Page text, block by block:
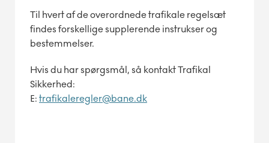
Til hvert af de overordnede trafikale regelsæt
findes forskellige supplerende instrukser og
bestemmelser.
Hvis du har spørgsmål, så kontakt Trafikal
Sikkerhed:
E: trafikaleregler@bane.dk